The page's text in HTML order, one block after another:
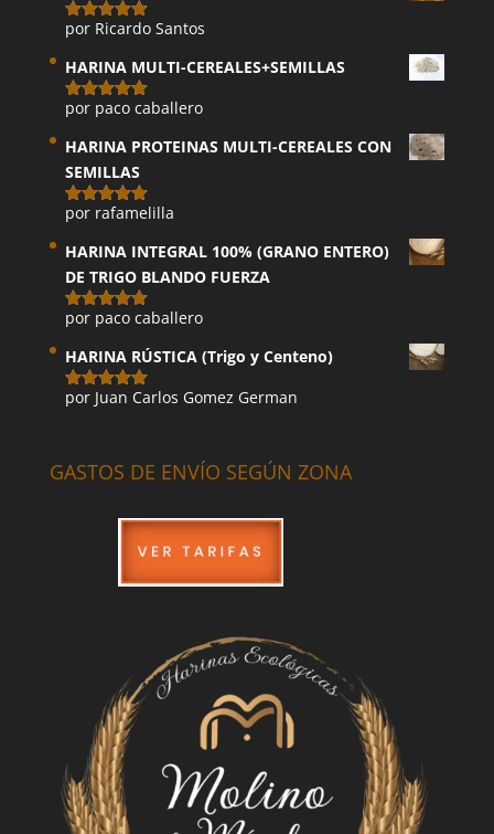
Valorado
por Ricardo Santos
HARINA MULTI-CEREALES+SEMILLAS
Valorado
por paco caballero
HARINA PROTEINAS MULTI-CEREALES CON
SEMILLAS
Valorado
por rafamelilla
HARINA INTEGRAL 100% (GRANO ENTERO)
DE TRIGO BLANDO FUERZA
Valorado
por paco caballero
HARINA RÚSTICA (Trigo y Centeno)
Valorado
por Juan Carlos Gomez German
GASTOS DE ENVÍO SEGÚN ZONA